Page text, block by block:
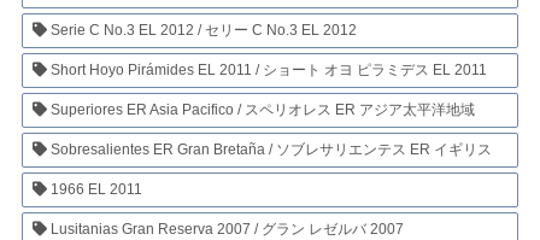
Serie C No.3 EL 2012 / セリー C No.3 EL 2012
Short Hoyo Pirámides EL 2011 / ショート オヨ ピラミデス EL 2011
Superiores ER Asia Pacifico / スペリオレス ER アジア太平洋地域
Sobresalientes ER Gran Bretaña / ソブレサリエンテス ER イギリス
1966 EL 2011
Lusitanias Gran Reserva 2007 / グラン レゼルバ 2007